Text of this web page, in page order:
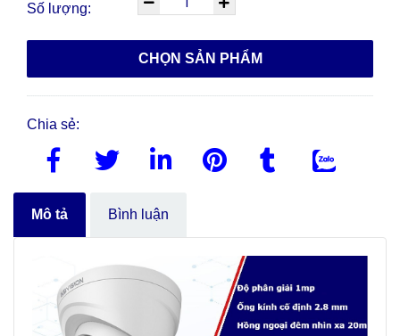
Số lượng:
CHỌN SẢN PHẨM
Chia sẻ:
Mô tả Bình luận